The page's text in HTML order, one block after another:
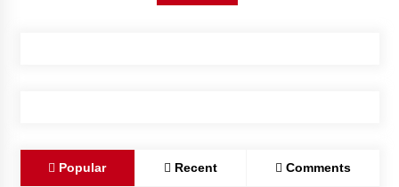
Popular Recent Comments